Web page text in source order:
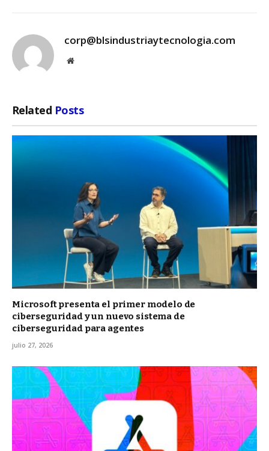
corp@blsindustriaytecnologia.com
Website
Related Posts
Microsoft presenta el primer modelo de
ciberseguridad y un nuevo sistema de
ciberseguridad para agentes
julio 27, 2026